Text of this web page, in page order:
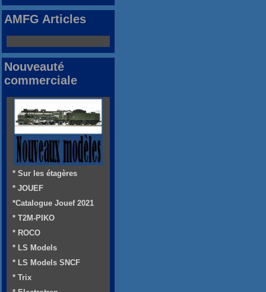
AMFG Articles
Nouveauté
commerciale
* Sur les étagères
* JOUEF
*Catalogue Jouef 2021
* T2M-PIKO
* ROCO
* LS Models
* LS Models SNCF
* Trix